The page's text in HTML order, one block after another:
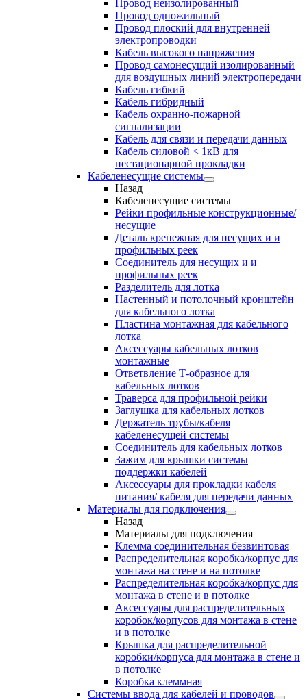
Провод неизолированный
Провод одножильный
Провод плоский для внутренней
электропроводки
Кабель высокого напряжения
Провод самонесущий изолированный
для воздушных линий электропередачи
Кабель гибкий
Кабель гибридный
Кабель охранно-пожарной
сигнализации
Кабель для связи и передачи данных
Кабель силовой < 1кВ для
нестационарной прокладки
Кабеленесущие системы
Назад
Кабеленесущие системы
Рейки профильные конструкционные/
несущие
Деталь крепежная для несущих и и
профильных реек
Соединитель для несущих и и
профильных реек
Разделитель для лотка
Настенный и потолочный кронштейн
для кабельного лотка
Пластина монтажная для кабельного
лотка
Аксессуары кабельных лотков
монтажные
Ответвление Т-образное для
кабельных лотков
Траверса для профильной рейки
Заглушка для кабельных лотков
Держатель трубы/кабеля
кабеленесущей системы
Соединитель для кабельных лотков
Зажим для крышки системы
поддержки кабелей
Аксессуары для прокладки кабеля
питания/ кабеля для передачи данных
Материалы для подключения
Назад
Материалы для подключения
Клемма соединительная безвинтовая
Распределительная коробка/корпус для
монтажа на стене и на потолке
Распределительная коробка/корпус для
монтажа в стене и в потолке
Аксессуары для распределительных
коробок/корпусов для монтажа в стене
и в потолке
Крышка для распределительной
коробки/корпуса для монтажа в стене и
в потолке
Коробка клеммная
Системы ввода для кабелей и проводов